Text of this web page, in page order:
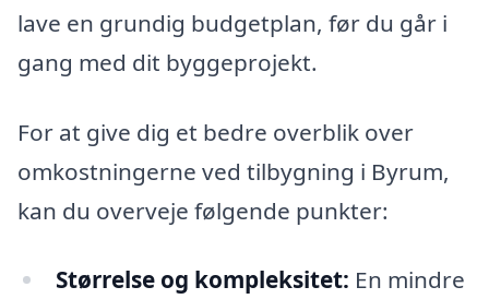
lave en grundig budgetplan, før du går i
gang med dit byggeprojekt.
For at give dig et bedre overblik over
omkostningerne ved tilbygning i Byrum,
kan du overveje følgende punkter:
Størrelse og kompleksitet: En mindre